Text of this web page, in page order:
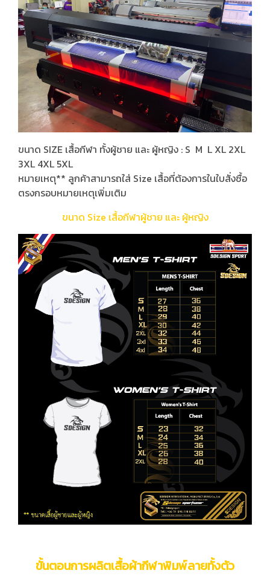
ขนาด SIZE เสื้อกีฬา ทั้งผู้ชาย และ ผู้หญิง : S M L XL 2XL
3XL 4XL 5XL
หมายเหตุ** ลูกค้าสามารถใส่ Size เสื้อที่ต้องการในใบสั่งซื้อ
ตรงกรอบหมายเหตุเพิ่มเติม
ขนาด Size เสื้อกีฬาผู้ชาย และ ผู้หญิง
ขั้นตอนการผลิตเสื้อผ้ากีฬาพิมพ์ลายทั้งตัว